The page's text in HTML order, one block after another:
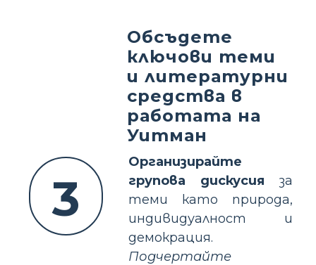
3
Обсъдете
ключови теми
и литературни
средства в
работата на
Уитман
Организирайте
групова дискусия за
теми като природа,
индивидуалност и
демокрация.
Подчертайте